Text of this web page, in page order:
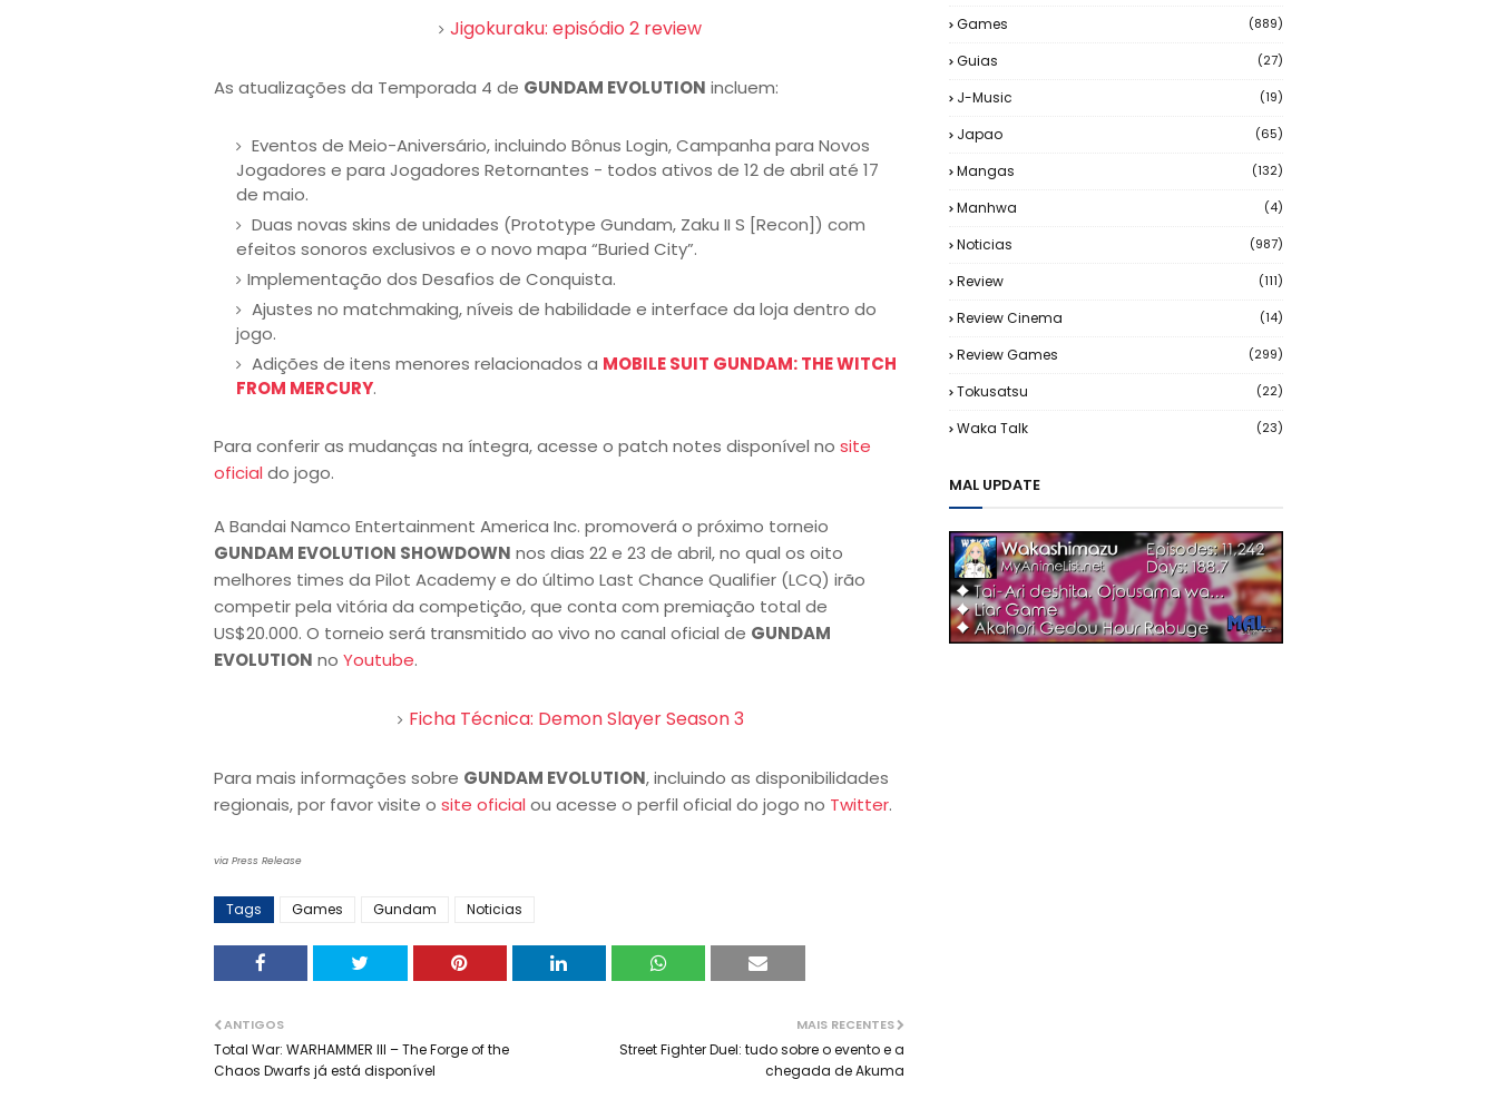
Jigokuraku: episódio 2 review
As atualizações da Temporada 4 de GUNDAM EVOLUTION incluem:
Eventos de Meio-Aniversário, incluindo Bônus Login, Campanha para Novos
Jogadores e para Jogadores Retornantes - todos ativos de 12 de abril até 17
de maio.
Duas novas skins de unidades (Prototype Gundam, Zaku II S [Recon]) com
efeitos sonoros exclusivos e o novo mapa “Buried City”.
Implementação dos Desafios de Conquista.
Ajustes no matchmaking, níveis de habilidade e interface da loja dentro do
jogo.
Adições de itens menores relacionados a MOBILE SUIT GUNDAM: THE WITCH
FROM MERCURY.
Para conferir as mudanças na íntegra, acesse o patch notes disponível no site
oficial do jogo.
A Bandai Namco Entertainment America Inc. promoverá o próximo torneio
GUNDAM EVOLUTION SHOWDOWN nos dias 22 e 23 de abril, no qual os oito
melhores times da Pilot Academy e do último Last Chance Qualifier (LCQ) irão
competir pela vitória da competição, que conta com premiação total de
US$20.000. O torneio será transmitido ao vivo no canal oficial de GUNDAM
EVOLUTION no Youtube.
Ficha Técnica: Demon Slayer Season 3
Para mais informações sobre GUNDAM EVOLUTION, incluindo as disponibilidades
regionais, por favor visite o site oficial ou acesse o perfil oficial do jogo no Twitter.
via Press Release
Tags Games Gundam Noticias
MAIS RECENTES
Street Fighter Duel: tudo sobre o evento e a
chegada de Akuma
ANTIGOS
Total War: WARHAMMER III – The Forge of the
Chaos Dwarfs já está disponível
Games (889)
Guias (27)
J-Music (19)
Japao (65)
Mangas (132)
Manhwa (4)
Noticias (987)
Review (111)
Review Cinema (14)
Review Games (299)
Tokusatsu (22)
Waka Talk (23)
MAL UPDATE